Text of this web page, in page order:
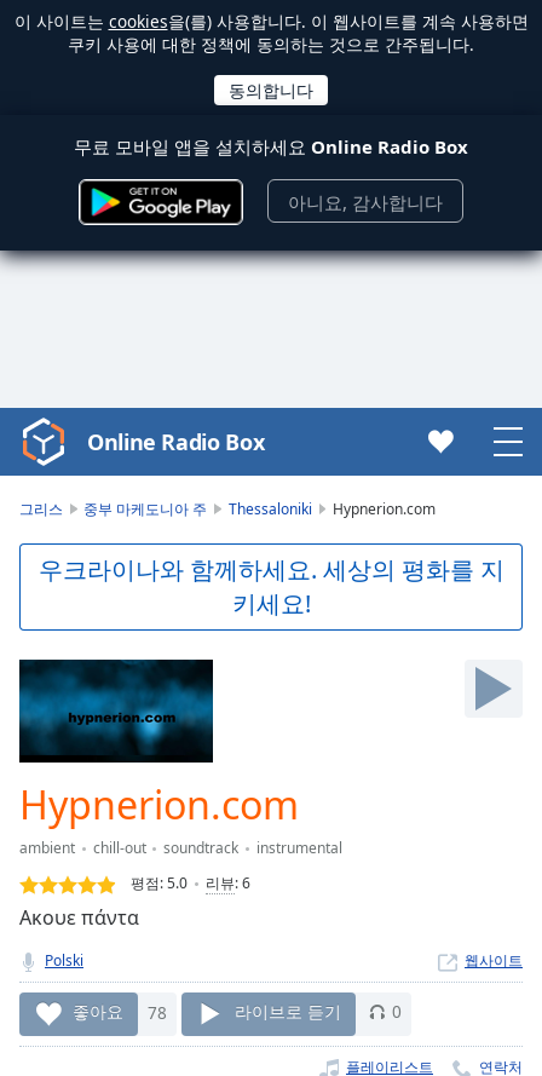
이 사이트는 cookies을(를) 사용합니다. 이 웹사이트를 계속 사용하면
쿠키 사용에 대한 정책에 동의하는 것으로 간주됩니다.
무료 모바일 앱을 설치하세요 Online Radio Box
아니요, 감사합니다
Video
Player
Play
Video
Skip
Skip
Forward
Mute
Current
Duration
Loaded:
0.00%
Stream
Seek to
live,
currently
behind
liveLIVE
Online Radio Box
그리스 중부 마케도니아 주 Thessaloniki Hypnerion.com
우크라이나와 함께하세요. 세상의 평화를 지
키세요!
Hypnerion.com
ambient chill-out soundtrack
instrumental
평점:5.0 리뷰:6
Ακουε πάντα
Polski 웹사이트
좋아요 78 라이브로 듣기 0
플레이리스트 연락처